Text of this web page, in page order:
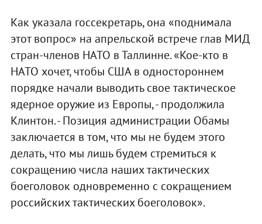
Как указала госсекретарь, она «поднимала
этот вопрос» на апрельской встрече глав МИД
стран-членов НАТО в Таллинне. «Кое-кто в
НАТО хочет, чтобы США в одностороннем
порядке начали выводить свое тактическое
ядерное оружие из Европы, - продолжила
Клинтон. - Позиция администрации Обамы
заключается в том, что мы не будем этого
делать, что мы лишь будем стремиться к
сокращению числа наших тактических
боеголовок одновременно с сокращением
российских тактических боеголовок».